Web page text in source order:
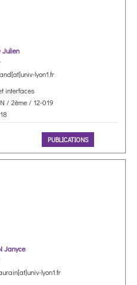
Julien
lyon1.fr
interfaces
/ 2ème / 12-019
PUBLICATIONS
Janyce
lyon1.fr